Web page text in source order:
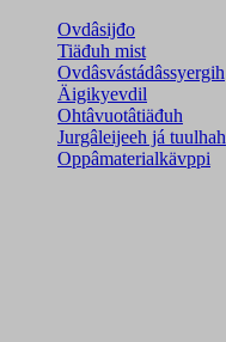
Ovdâsijđo
Tiäđuh mist
Ovdâsvástádâssyergih
Äigikyevdil
Ohtâvuotâtiäđuh
Jurgâleijeeh já tuulhah
Oppâmaterialkävppi